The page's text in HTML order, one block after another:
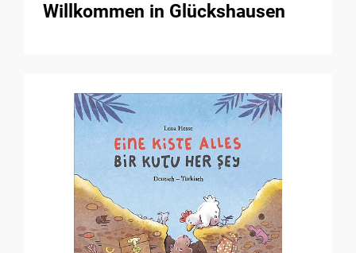
Willkommen in Glückshausen